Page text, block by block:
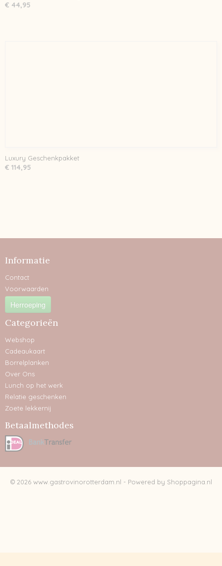
€ 44,95
Luxury Geschenkpakket
€ 114,95
Informatie
Contact
Voorwaarden
Herroeping
Categorieën
Webshop
Cadeaukaart
Borrelplanken
Over Ons
Lunch op het werk
Relatie geschenken
Zoete lekkernij
Betaalmethodes
© 2026 www.gastrovinorotterdam.nl - Powered by Shoppagina.nl